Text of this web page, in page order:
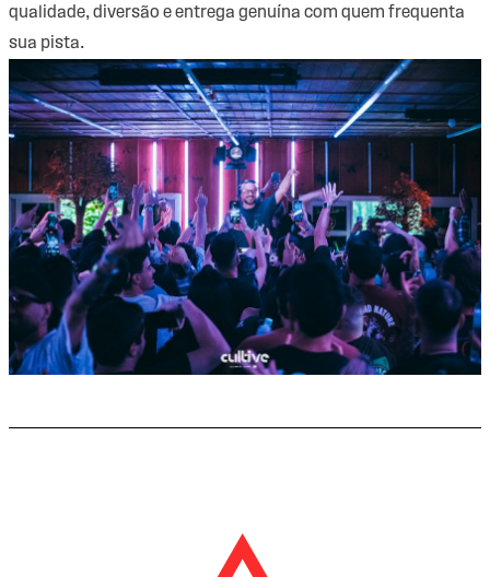
qualidade, diversão e entrega genuína com quem frequenta
sua pista.